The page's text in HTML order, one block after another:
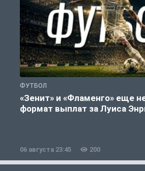
ФУТБОЛ
«Зенит» и «Фламенго» еще
формат выплат за Луиса
06 августа 23:45 200